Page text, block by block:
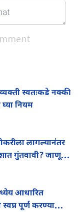
स्वतःकडे नक्की
नियम
लागल्यानंतर
गुंतवावी? जाणून
आधारित
पूर्ण करण्यासाठी